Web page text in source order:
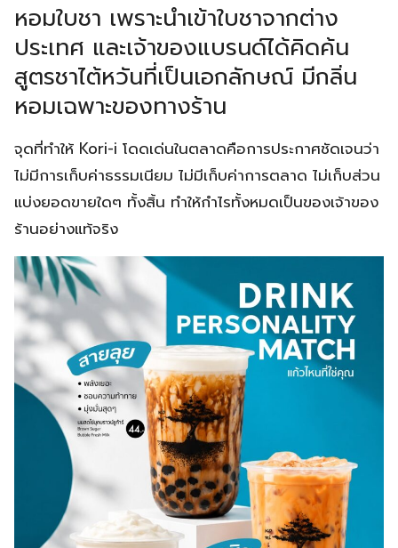
หอมใบชา เพราะนำเข้าใบชาจากต่าง
ประเทศ และเจ้าของแบรนด์ได้คิดค้น
สูตรชาไต้หวันที่เป็นเอกลักษณ์ มีกลิ่น
หอมเฉพาะของทางร้าน
จุดที่ทำให้ Kori-i โดดเด่นในตลาดคือการประกาศชัดเจนว่า
ไม่มีการเก็บค่าธรรมเนียม ไม่มีเก็บค่าการตลาด ไม่เก็บส่วน
แบ่งยอดขายใดๆ ทั้งสิ้น ทำให้กำไรทั้งหมดเป็นของเจ้าของ
ร้านอย่างแท้จริง